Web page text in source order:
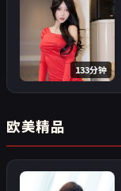
133分钟
欧美精品